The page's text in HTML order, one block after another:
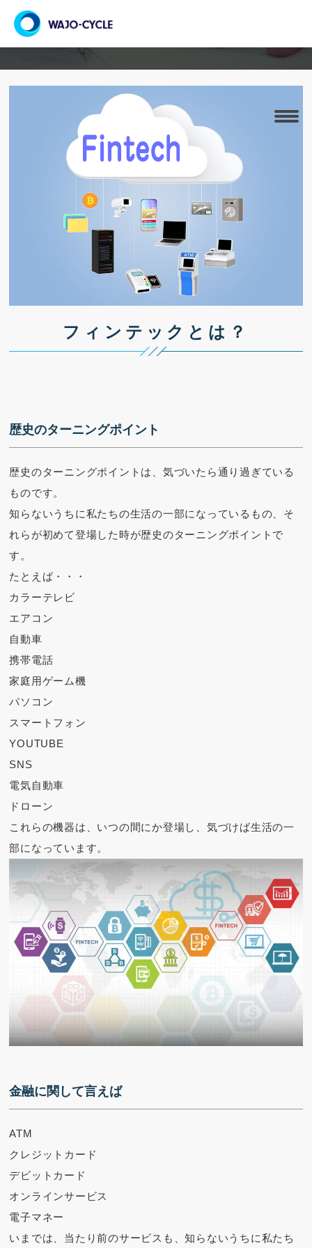
フィンテックとは？
歴史のターニングポイント
歴史のターニングポイントは、気づいたら通り過ぎている
ものです。
知らないうちに私たちの生活の一部になっているもの、そ
れらが初めて登場した時が歴史のターニングポイントで
す。
たとえば・・・
カラーテレビ
エアコン
自動車
携帯電話
家庭用ゲーム機
パソコン
スマートフォン
YOUTUBE
SNS
電気自動車
ドローン
これらの機器は、いつの間にか登場し、気づけば生活の一
部になっています。
金融に関して言えば
ATM
クレジットカード
デビットカード
オンラインサービス
電子マネー
いまでは、当たり前のサービスも、知らないうちに私たち